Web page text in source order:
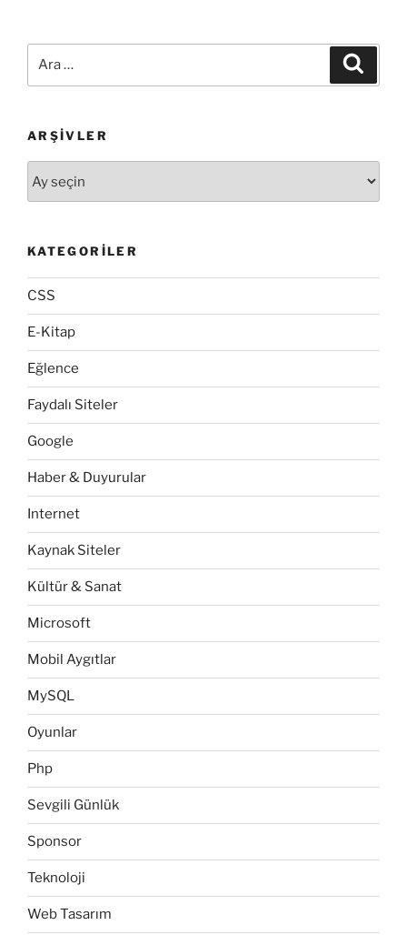
ARŞIVLER
KATEGORILER
CSS
E-Kitap
Eğlence
Faydalı Siteler
Google
Haber & Duyurular
Internet
Kaynak Siteler
Kültür & Sanat
Microsoft
Mobil Aygıtlar
MySQL
Oyunlar
Php
Sevgili Günlük
Sponsor
Teknoloji
Web Tasarım